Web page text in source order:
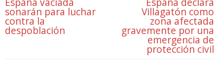
sonarán para luchar
contra la
despoblación
Villagatón como
zona afectada
gravemente por una
emergencia de
protección civil